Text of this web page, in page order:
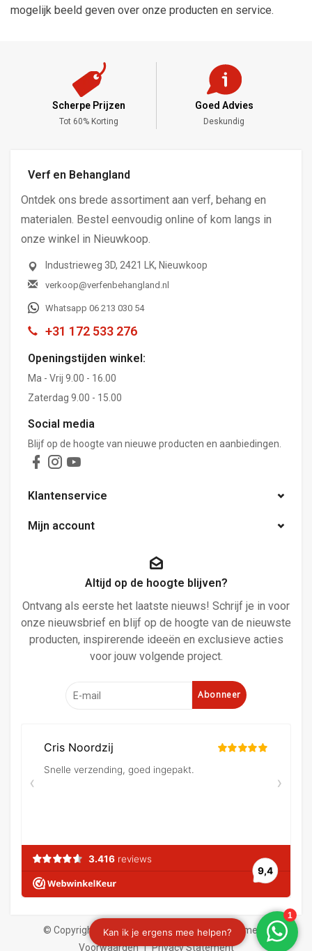
mogelijk beeld geven over onze producten en service.
Scherpe Prijzen
Tot 60% Korting
Goed Advies
Deskundig
Verf en Behangland
Ontdek ons brede assortiment aan verf, behang en
materialen. Bestel eenvoudig online of kom langs in
onze winkel in Nieuwkoop.
Industrieweg 3D, 2421 LK, Nieuwkoop
verkoop@verfenbehangland.nl
Whatsapp 06 213 030 54
+31 172 533 276
Openingstijden winkel:
Ma - Vrij 9.00 - 16.00
Zaterdag 9.00 - 15.00
Social media
Blijf op de hoogte van nieuwe producten en aanbiedingen.
Klantenservice
Mijn account
Altijd op de hoogte blijven?
Ontvang als eerste het laatste nieuws! Schrijf je in voor
onze nieuwsbrief en blijf op de hoogte van de nieuwste
producten, inspirerende ideeën en exclusieve acties
voor jouw volgende project.
Abonneer
© Copyright 2026 Verf en behangland | Algemene
Voorwaarden | Privacy Statement